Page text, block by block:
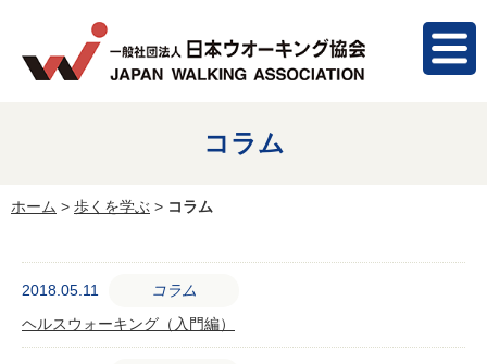
コラム
ホーム > 歩くを学ぶ > コラム
2018.05.11
コラム
ヘルスウォーキング（入門編）